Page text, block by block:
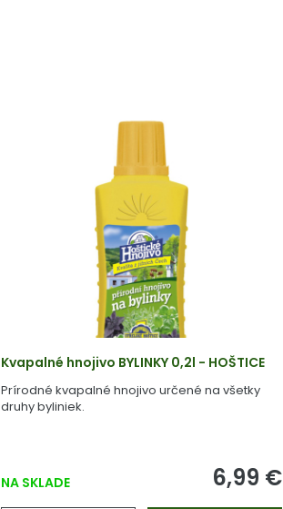
Kvapalné hnojivo BYLINKY 0,2l - HOŠTICE
Prírodné kvapalné hnojivo určené na všetky
druhy byliniek.
NA SKLADE 6,99 €